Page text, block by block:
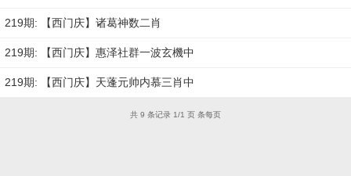
219期: 【西门庆】诸葛神数二肖
219期: 【西门庆】惠泽社群一波玄機中
219期: 【西门庆】天蓬元帅内慕三肖中
共 9 条记录 1/1 页 条每页